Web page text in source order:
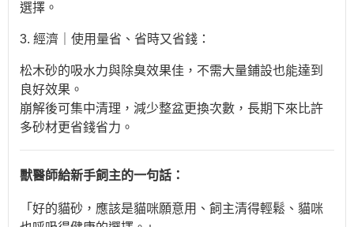
選擇。
3. 經濟｜使用量省、省時又省錢：
松木砂的吸水力與除臭效果佳，不需大量鋪設也能達到
良好效果。
崩解後可集中清理，減少整盆更換次數，長期下來比許
多砂材更省錢省力。
獸醫師給新手飼主的一句話：
「好的貓砂，應該是貓咪願意用、飼主清得輕鬆、貓咪